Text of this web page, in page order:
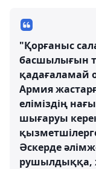
"Қорғаныс
басшылығын
қадағаламай
Армия
еліміздің
шығаруы
Әскерде
рушылдыққа,